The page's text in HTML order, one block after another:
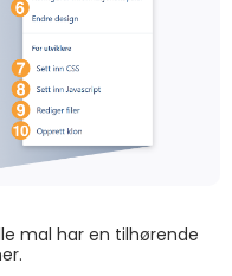
mal har en tilhørende